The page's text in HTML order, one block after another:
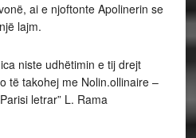
ai e njoftonte Apolinerin se
lajm.
niste udhëtimin e tij drejt
të takohej me Nolin.ollinaire –
letrar” L. Rama